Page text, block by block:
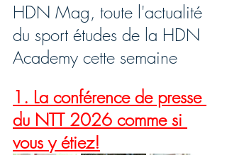
HDN Mag, toute l'actualité
du sport études de la HDN
Academy cette semaine
1. La conférence de presse
du NTT 2026 comme si
vous y étiez!